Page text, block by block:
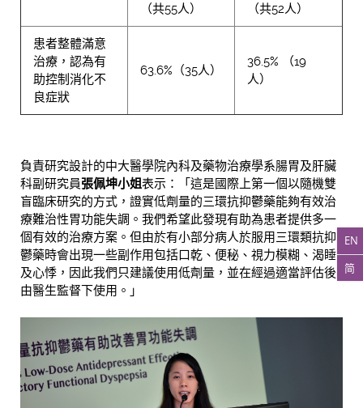
EN
简
（共55人）
（共52人）
患者整體滿意
治療，認為有
助控制消化不
良症狀
63.6%（35人）
36.5% （19
人）
負責研究設計的中大醫學院內科及藥物治療學系腸胃及肝臟
科副研究員張佩坤小姐表示：「這是國際上第一個以隨機雙
盲臨床研究的方式，證實低劑量的三環抗抑鬱藥能夠有效治
療難治性胃功能失調。我們希望此發現有助為患者提供多一
個有效的治療方案。但由於有小部分病人於服用三環類抗抑
鬱藥時會出現一些副作用包括口乾、便秘、視力模糊、渴睡
及心悸，因此我們只建議使用低劑量，並在經過適當評估後
由醫生監督下使用。」